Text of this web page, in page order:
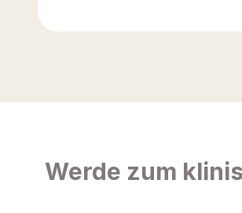
Werde zum